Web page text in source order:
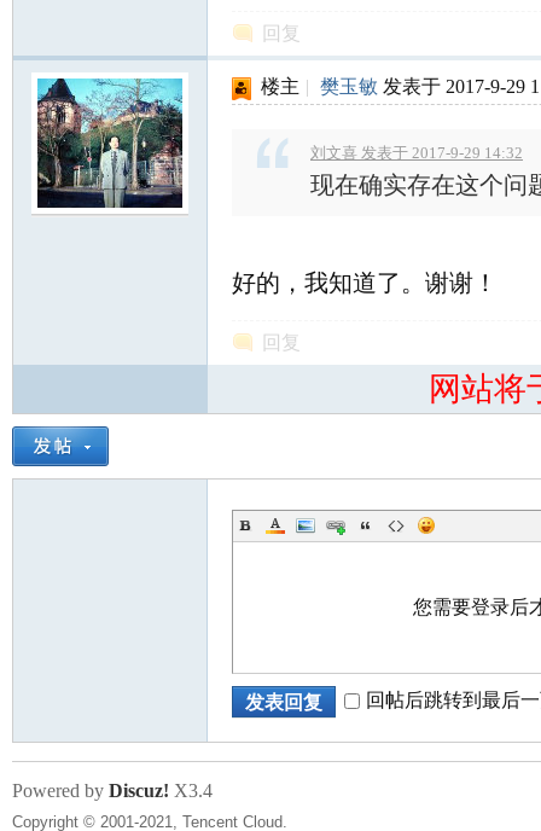
大
回复
楼主 | 樊玉敏 发表于 2017-9-29
刘文喜 发表于 2017-9-29 14:32
现在确实存在这个问
好的，我知道了。谢谢！
回复
网站将
您需要登录后
发表回复 回帖后跳转到最后
Powered by Discuz! X3.4
Copyright © 2001-2021, Tencent Cloud.